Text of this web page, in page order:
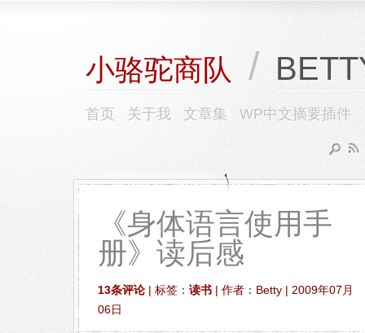
小骆驼商队 /
首页 关于我 文章集 WP中文摘要插件
《身体语言使用手
册》读后感
13条评论 | 标签： 读书 | 作者：Betty | 2009年07月
06日